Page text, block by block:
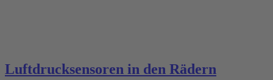
Luftdrucksensoren in den Rädern